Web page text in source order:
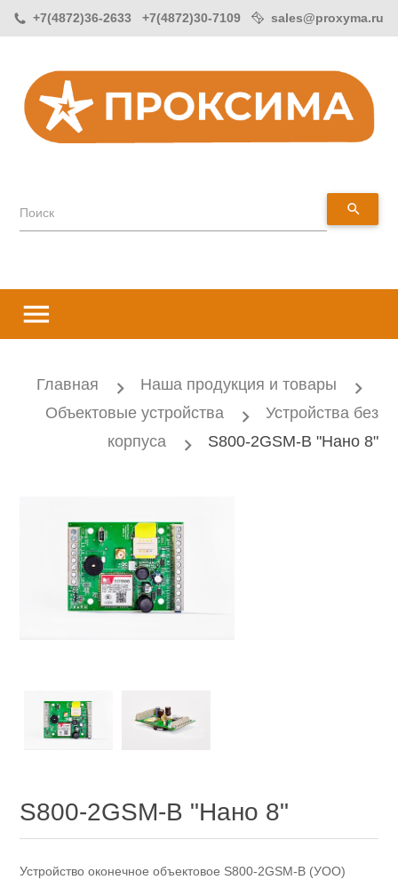
+7(4872)36-2633 +7(4872)30-7109 sales@proxyma.ru
Поиск search
menu
Главная
Наша продукция и товары
Объектовые устройства
Устройства без
корпуса
S800-2GSM-B "Нано 8"
S800-2GSM-B "Нано 8"
Устройство оконечное объектовое S800-2GSM-B (УОО)